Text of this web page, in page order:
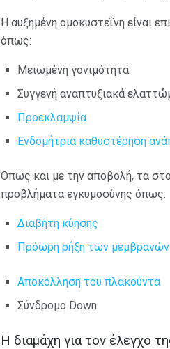
Η αυξημένη ομοκυστεΐνη είναι
όπως:
Μειωμένη γονιμότητα
Συγγενή αναπτυξιακά
Προεκλαμψία
Ενδομήτρια καθυστέρηση
Όπως και με την αποβολή, τα
προβλήματα εγκυμοσύνης όπως:
Διαβήτη κύησης
Πρόωρη ρήξη των μεμβρανών
Αποκόλληση του πλακούντα
Σύνδρομο Down
Η διαμάχη για τον έλεγχο